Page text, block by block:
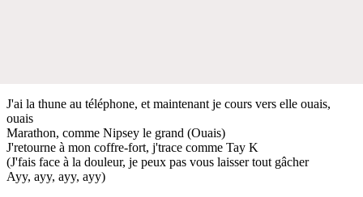
J'ai la thune au téléphone, et maintenant je cours vers elle ouais,
ouais
Marathon, comme Nipsey le grand (Ouais)
J'retourne à mon coffre-fort, j'trace comme Tay K
(J'fais face à la douleur, je peux pas vous laisser tout gâcher
Ayy, ayy, ayy, ayy)